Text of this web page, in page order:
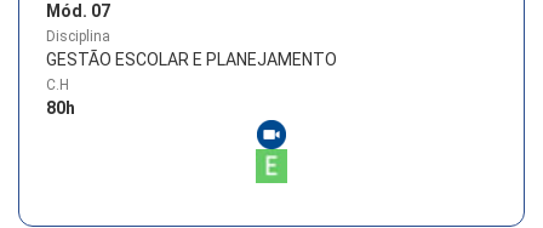
Mód. 07
Disciplina
GESTÃO ESCOLAR E PLANEJAMENTO
C.H
80h